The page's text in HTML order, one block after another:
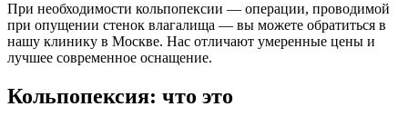
При необходимости кольпопексии — операции, проводимой
при опущении стенок влагалища — вы можете обратиться в
нашу клинику в Москве. Нас отличают умеренные цены и
лучшее современное оснащение.
Кольпопексия: что это